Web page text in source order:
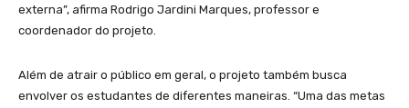
externa”, afirma Rodrigo Jardini Marques, professor e
coordenador do projeto.
Além de atrair o público em geral, o projeto também busca
envolver os estudantes de diferentes maneiras. “Uma das metas